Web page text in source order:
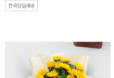
전국당일배송